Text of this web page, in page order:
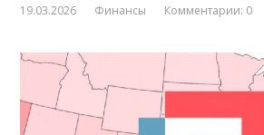
19.03.2026 Финансы Комментарии: 0